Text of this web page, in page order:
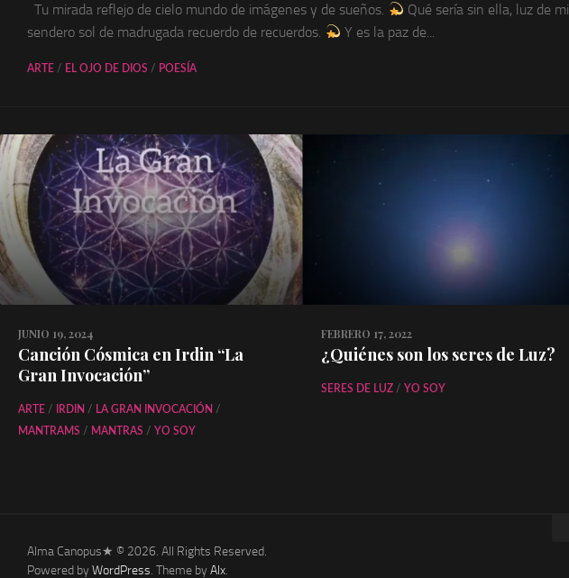
Tu mirada reflejo de cielo mundo de imágenes y de sueños.
Qué sería sin ella, luz de mi
sendero sol de madrugada recuerdo de recuerdos.
Y es la paz de...
ARTE / EL OJO DE DIOS / POESÍA
JUNIO 19, 2024
Canción Cósmica en Irdin “La
Gran Invocación”
ARTE / IRDIN / LA GRAN INVOCACIÓN /
MANTRAMS / MANTRAS / YO SOY
FEBRERO 17, 2022
¿Quiénes son los seres de Luz?
SERES DE LUZ / YO SOY
Alma Canopus★ © 2026. All Rights Reserved.
Powered by WordPress. Theme by Alx.